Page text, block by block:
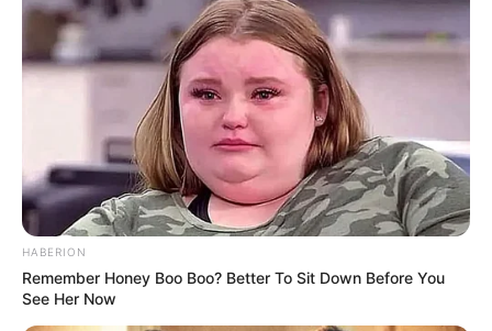
HABERION
Remember Honey Boo Boo? Better To Sit Down Before You
See Her Now